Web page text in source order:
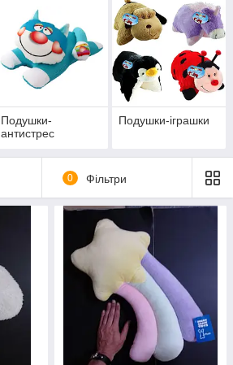
Подушки-
антистрес
Подушки-іграшки
0 Фільтри